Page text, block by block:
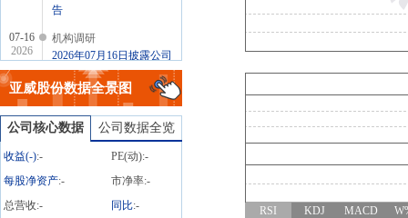
告
07-16
2026
机构调研
2026年07月16日披露公司
于2026年07月15日接待3家
机构调研
亚威股份数据全景图
公司核心数据 公司数据全览
收益(-):- PE(动):-
每股净资产:- 市净率:-
总营收:- 同比:-
RSI KDJ MACD